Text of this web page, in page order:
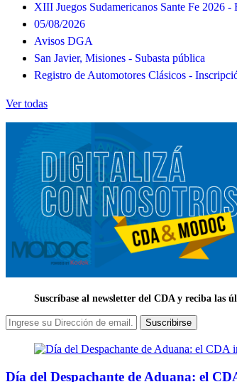
XIII Juegos Sudamericanos Sante Fe 2026 -
05/08/2026
Avisos DGA
San Javier, Misiones - Subasta pública
Registro de Automotores Clásicos -
Ver todas
Suscríbase al newsletter del CDA y reciba las
Suscribirse
Día del Despachante de Aduana: el